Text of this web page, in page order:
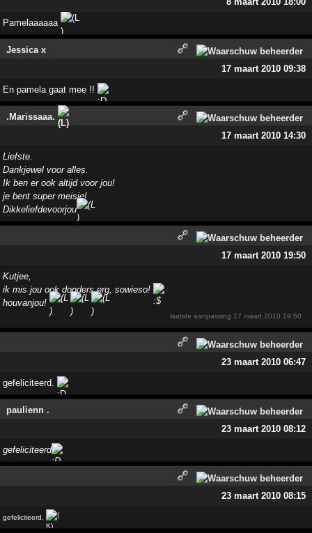
Pamelaaaaaa
Jessica x
17 maart 2010 09:38
En pamela gaat mee !!
.Marissaaa.
17 maart 2010 14:30
Liefste.
Dankjewel voor alles.
Ik ben er ook altijd voor jou!
je bent super meisje!
Dikkeliefdevoorjou
17 maart 2010 19:50
Kutjee,
ik mis jou ook donders erg, sowieso!
houvanjou!
laatste aanpassing 17 maart 2010 19:50
23 maart 2010 06:47
gefeliciteerd.
paulienn .
23 maart 2010 08:12
gefeliciteerd
23 maart 2010 08:15
gefeliciteerd.